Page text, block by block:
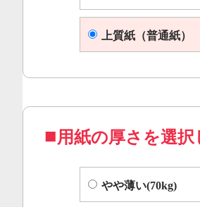
上質紙（普通紙）
用紙の厚さを選
やや薄い(70kg)